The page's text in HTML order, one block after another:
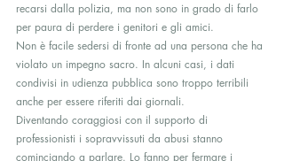
recarsi dalla polizia, ma non sono in grado di farlo
per paura di perdere i genitori e gli amici.
Non è facile sedersi di fronte ad una persona che ha
violato un impegno sacro. In alcuni casi, i dati
condivisi in udienza pubblica sono troppo terribili
anche per essere riferiti dai giornali.
Diventando coraggiosi con il supporto di
professionisti i sopravvissuti da abusi stanno
cominciando a parlare. Lo fanno per fermare i